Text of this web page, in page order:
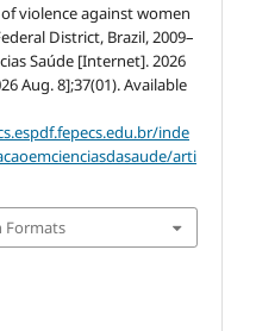
violence against women
District, Brazil, 2009–
Saúde [Internet]. 2026
Aug. 8];37(01). Available
inde
arti
Formats